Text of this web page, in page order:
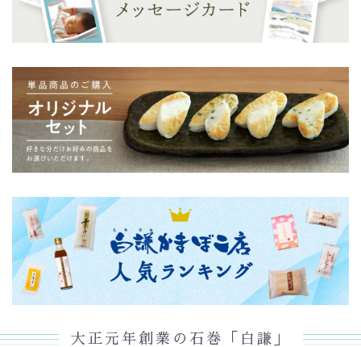
大正元年創業の石巻「白謙」